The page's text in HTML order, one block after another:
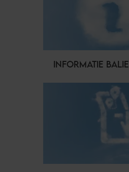
INFORMATIE BALIE